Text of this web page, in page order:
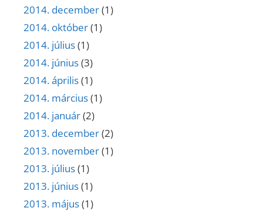
2014. december(1)
2014. október(1)
2014. július(1)
2014. június(3)
2014. április(1)
2014. március(1)
2014. január(2)
2013. december(2)
2013. november(1)
2013. július(1)
2013. június(1)
2013. május(1)